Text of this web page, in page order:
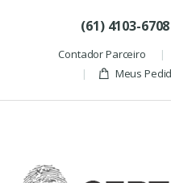
(61) 4103-
Contador Parceiro
Meus